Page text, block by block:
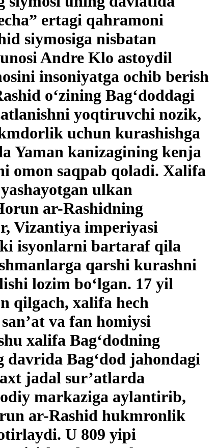
ertagi qahramoni
siymosiga nisbatan
Andre Klo astoydil
insoniyatga ochib berish
o‘zining Bag‘doddagi
yoqtiruvchi nozik,
uchun kurashishga
Yaman kanizagining kenja
omon saqpab qoladi. Xalifa
ulkan
ar-Rashidning
Vizantiya imperiyasi
isyonlarni bartaraf qila
qarshi kurashni
lozim bo‘lgan. 17 yil
qilgach, xalifa hech
va fan homiysi
xalifa Bag‘dodning
Bag‘dod jahondagi
jadal sur’atlarda
markaziga aylantirib,
ar-Rashid hukmronlik
U 809 yipi